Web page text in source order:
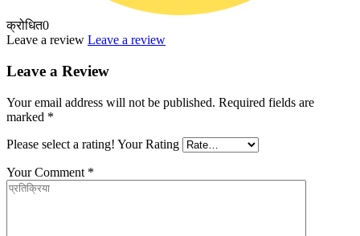
क्रोधित0
Leave a review Leave a review
Leave a Review
Your email address will not be published. Required fields are
marked *
Please select a rating! Your Rating
Your Comment *